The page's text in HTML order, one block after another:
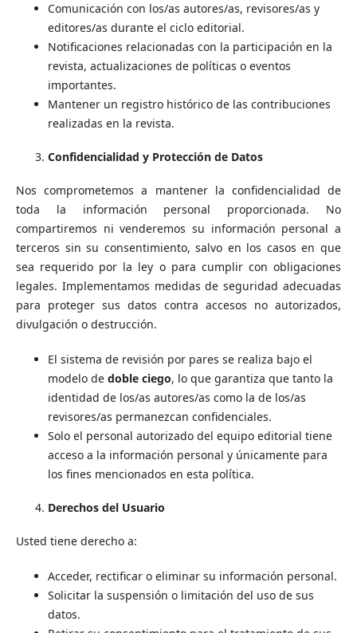
Comunicación con los/as autores/as, revisores/as y
editores/as durante el ciclo editorial.
Notificaciones relacionadas con la participación en la
revista, actualizaciones de políticas o eventos
importantes.
Mantener un registro histórico de las contribuciones
realizadas en la revista.
Confidencialidad y Protección de Datos
Nos comprometemos a mantener la confidencialidad de
toda la información personal proporcionada. No
compartiremos ni venderemos su información personal a
terceros sin su consentimiento, salvo en los casos en que
sea requerido por la ley o para cumplir con obligaciones
legales. Implementamos medidas de seguridad adecuadas
para proteger sus datos contra accesos no autorizados,
divulgación o destrucción.
El sistema de revisión por pares se realiza bajo el
modelo de doble ciego, lo que garantiza que tanto la
identidad de los/as autores/as como la de los/as
revisores/as permanezcan confidenciales.
Solo el personal autorizado del equipo editorial tiene
acceso a la información personal y únicamente para
los fines mencionados en esta política.
Derechos del Usuario
Usted tiene derecho a:
Acceder, rectificar o eliminar su información personal.
Solicitar la suspensión o limitación del uso de sus
datos.